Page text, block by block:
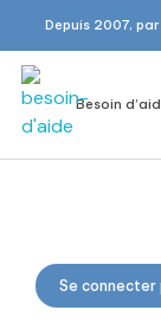
Depuis 2007,
Besoin
Se connecter